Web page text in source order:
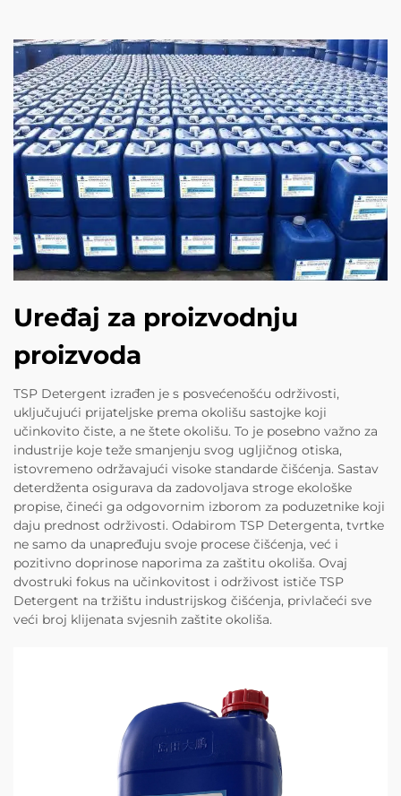
Uređaj za proizvodnju
proizvoda
TSP Detergent izrađen je s posvećenošću održivosti,
uključujući prijateljske prema okolišu sastojke koji
učinkovito čiste, a ne štete okolišu. To je posebno važno za
industrije koje teže smanjenju svog ugljičnog otiska,
istovremeno održavajući visoke standarde čišćenja. Sastav
deterdženta osigurava da zadovoljava stroge ekološke
propise, čineći ga odgovornim izborom za poduzetnike koji
daju prednost održivosti. Odabirom TSP Detergenta, tvrtke
ne samo da unapređuju svoje procese čišćenja, već i
pozitivno doprinose naporima za zaštitu okoliša. Ovaj
dvostruki fokus na učinkovitost i održivost ističe TSP
Detergent na tržištu industrijskog čišćenja, privlačeći sve
veći broj klijenata svjesnih zaštite okoliša.